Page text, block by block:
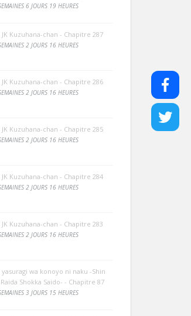
6 JOURS 19 HEURES
JK Kuzuhana-chan - Chapitre 287
2 JOURS 16 HEURES
JK Kuzuhana-chan - Chapitre 286
2 JOURS 16 HEURES
JK Kuzuhana-chan - Chapitre 285
2 JOURS 16 HEURES
JK Kuzuhana-chan - Chapitre 284
2 JOURS 16 HEURES
Kuzuhana-chan - Chapitre 283
2 JOURS 16 HEURES
yasuragi wa konoyo ni naku -Shin
Shokka Saido- - Chapitre 87
3 JOURS 15 HEURES